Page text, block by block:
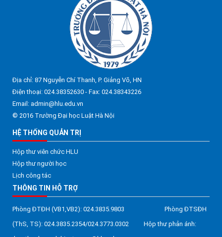
Địa chỉ: 87 Nguyễn Chí Thanh, P. Giảng Võ, HN
Điện thoại: 024.38352630 - Fax: 024.38343226
Email: admin@hlu.edu.vn
© 2016 Trường Đại học Luật Hà Nội
HỆ THỐNG QUẢN TRỊ
Hộp thư viên chức HLU
Hộp thư người học
Lịch công tác
THÔNG TIN HỖ TRỢ
Phòng ĐTĐH (VB1,VB2): 024.3835.9803 Phòng ĐTSĐH
(ThS, TS): 024.3835.2354/024.3773.0302 Hộp thư phản ánh: